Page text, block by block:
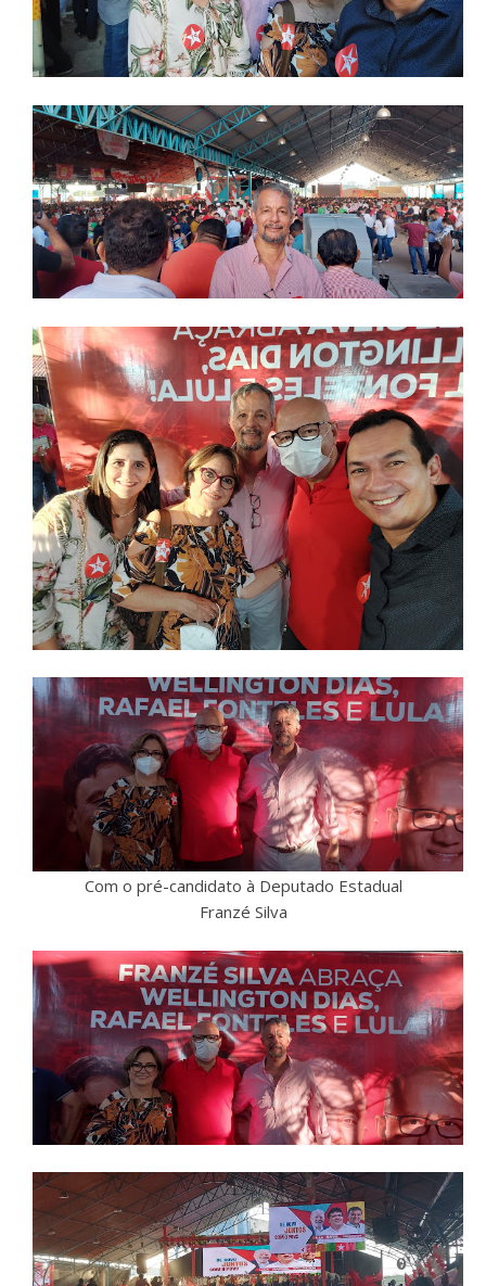
Com o pré-candidato à Deputado Estadual
Franzé Silva